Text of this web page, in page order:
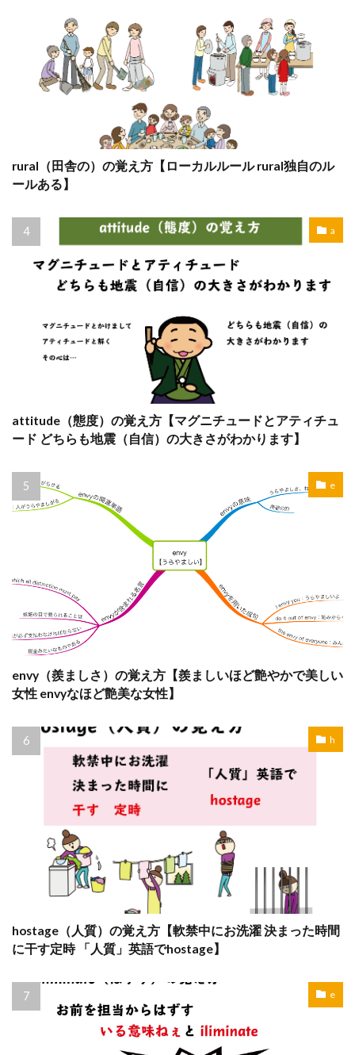
rural（田舎の）の覚え方【ローカルルール rural独自のル
ールある】
a
attitude（態度）の覚え方【マグニチュードとアティチュ
ード どちらも地震（自信）の大きさがわかります】
e
envy（羨ましさ）の覚え方【羨ましいほど艶やかで美しい
女性 envyなほど艶美な女性】
h
hostage（人質）の覚え方【軟禁中にお洗濯 決まった時間
に干す定時 「人質」英語でhostage】
e